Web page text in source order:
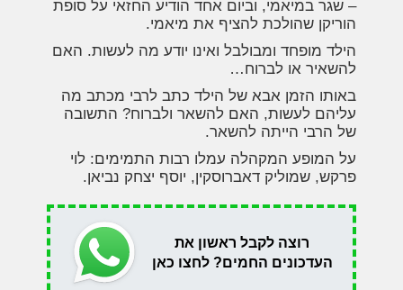
– שגר במיאמי, וביום אחד הודיע החזאי על סופת
הוריקן שהולכת להציף את מיאמי.
הילד מופחד ומבולבל ואינו יודע מה לעשות. האם
להשאיר או לברוח…
באותו הזמן אבא של הילד כתב לרבי מכתב מה
עליהם לעשות, האם להשאר ולברוח? התשובה
של הרבי הייתה להשאר.
על המופע המקהלה עמלו רבות התמימים: לוי
פרקש, שמוליק דאברוסקין, יוסף יצחק נביאן.
רוצה לקבל ראשון את
העדכונים החמים? לחצו כאן